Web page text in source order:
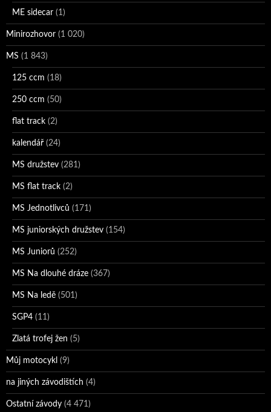
ME sidecar (1)
Minirozhovor (1 020)
MS (1 843)
125 ccm (18)
250 ccm (50)
flat track (2)
kalendář (24)
MS družstev (281)
MS flat track (2)
MS Jednotlivců (171)
MS juniorských družstev (154)
MS Juniorů (252)
MS Na dlouhé dráze (367)
MS Na ledě (501)
SGP4 (11)
Zlatá trofej žen (5)
Můj motocykl (9)
na jiných závodištích (4)
Ostatní závody (4 471)